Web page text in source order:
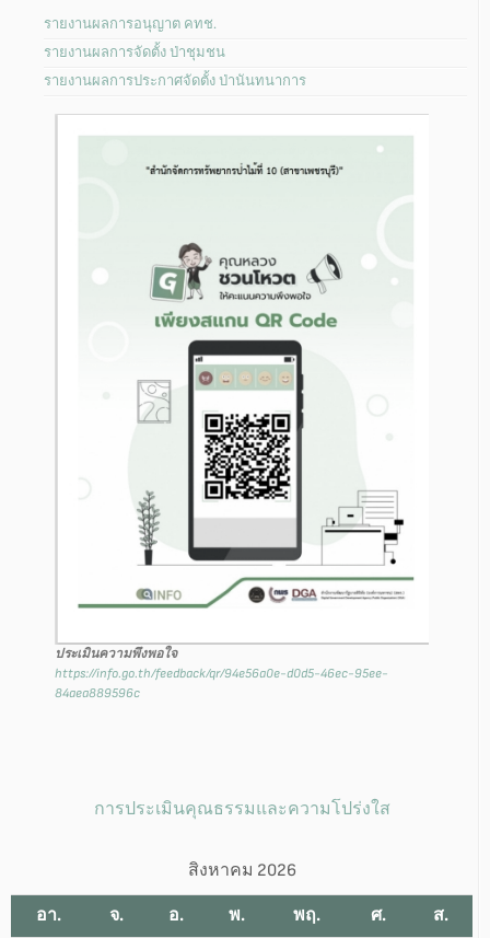
รายงานผลการอนุญาต คทช.
รายงานผลการจัดตั้ง ป่าชุมชน
รายงานผลการประกาศจัดตั้ง ป่านันทนาการ
ประเมินความพึงพอใจ
https://info.go.th/feedback/qr/94e56a0e-d0d5-46ec-95ee-
84aea889596c
การประเมินคุณธรรมและความโปร่งใส
สิงหาคม 2026
อา. จ. อ. พ. พฤ. ศ. ส.